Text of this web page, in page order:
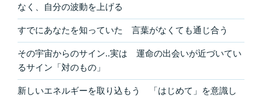
なく、自分の波動を上げる
すでにあなたを知っていた 言葉がなくても通じ合う
その宇宙からのサイン..実は 運命の出会いが近づいてい
るサイン「対のもの」
新しいエネルギーを取り込もう 「はじめて」を意識し